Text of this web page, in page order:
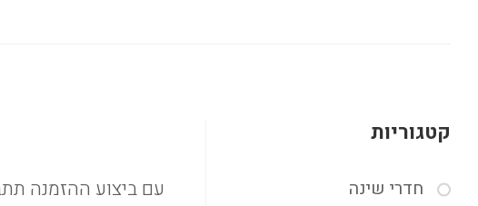
קטגוריות
חדרי שינה
עם ביצוע ההזמנה